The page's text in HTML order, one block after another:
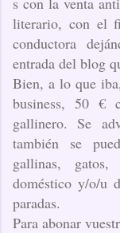
literario, con el
conductora
entrada del blog
Bien, a lo que
business, 50 €
gallinero. Se
también se
gallinas,
doméstico y/o/u
paradas.
Para abonar